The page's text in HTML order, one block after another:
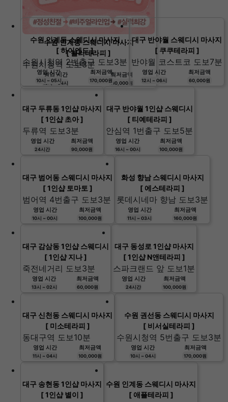
수원 인계동 스웨디시 마사지
[ 블리테라피 ]
수원시청역 도보3분
영업 시간
10시 ~ 04시
최저금액
110,000원
수원 인계동 스웨디시 마사지
[ 하이엔드 ]
수원시청역 2번출구 도보3분
영업 시간
10시 ~ 05시
최저금액
170,000원
대구 반야월 스웨디시 마사지
[ 쿠쿠테라피 ]
반야월 코스트코 도보7분
영업 시간
12시 ~ 06시
최저금액
60,000원
대구 두류동 1인샵 마사지
[ 1인샵 초아 ]
두류역 도보3분
영업 시간
24시간
최저금액
90,000원
대구 반야월 1인샵 스웨디시
[ 티예테라피 ]
안심역 1번출구 도보5분
영업 시간
16시 ~ 00시
최저금액
100,000원
대구 범어동 스웨디시 마사지
[ 1인샵 토마토 ]
범어역 4번출구 도보3분
영업 시간
10시 ~ 00시
최저금액
100,000원
화성 향남 스웨디시 마사지
[ 에스테라피 ]
롯데시네마 향남 도보3분
영업 시간
11시 ~ 03시
최저금액
160,000원
대구 감삼동 1인샵 스웨디시
[ 1인샵 지나 ]
죽전네거리 도보3분
영업 시간
13시 ~ 02시
최저금액
60,000원
대구 동성로 1인샵 마사지
[ 1인샵 N앤테라피 ]
스파크랜드 앞 도보1분
영업 시간
24시간
최저금액
100,000원
대구 신천동 스웨디시 마사지
[ 미소테라피 ]
동대구역 도보10분
영업 시간
11시 ~ 04시
최저금액
100,000원
수원 권선동 스웨디시 마사지
[ 비서실테라피 ]
수원시청역 5번출구 도보3분
영업 시간
10시 ~ 04시
최저금액
170,000원
대구 송현동 1인샵 마사지
[ 1인샵 별이 ]
수원 인계동 스웨디시 마사지
[ 애플테라피 ]